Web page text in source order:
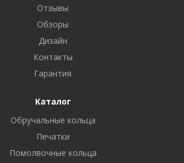
Отзывы
Обзоры
Дизайн
Контакты
Гарантия
Каталог
Обручальные кольца
Печатки
Помолвочные кольца